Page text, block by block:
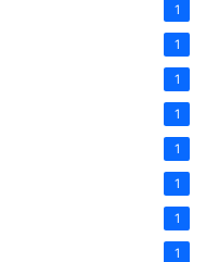
1
1
1
1
1
1
1
1